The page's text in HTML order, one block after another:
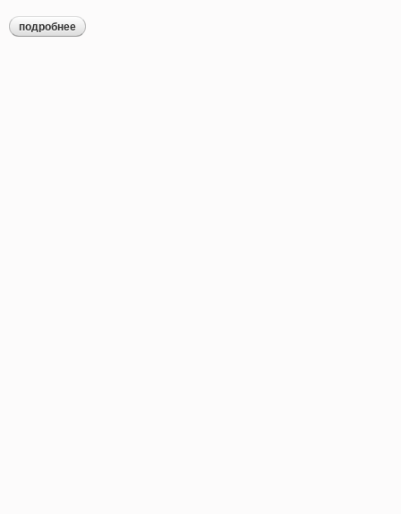
подробнее о обзорная экскурсия по экспозиции дома-музея и. с.